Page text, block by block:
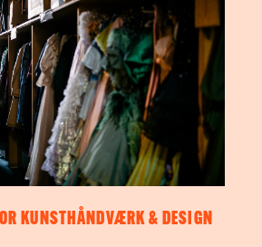
KUNSTHÅNDVÆRK & DESIGN